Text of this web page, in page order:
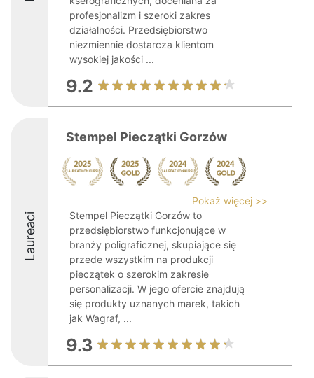
profesjonalizm i szeroki zakres
działalności. Przedsiębiorstwo
niezmiennie dostarcza klientom
wysokiej jakości ...
9.2
Laureaci
Stempel Pieczątki Gorzów
Pokaż więcej >>
Stempel Pieczątki Gorzów to
przedsiębiorstwo funkcjonujące w
branży poligraficznej, skupiające się
przede wszystkim na produkcji
pieczątek o szerokim zakresie
personalizacji. W jego ofercie znajdują
się produkty uznanych marek, takich
jak Wagraf, ...
9.3